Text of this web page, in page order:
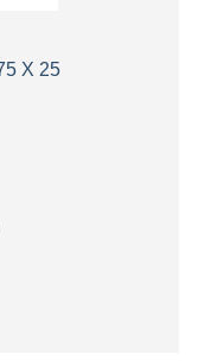
X 25